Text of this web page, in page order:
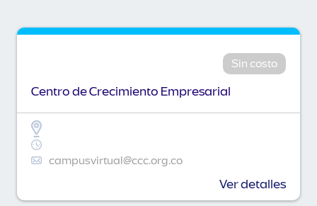
Sin costo
Centro de Crecimiento Empresarial
campusvirtual@ccc.org.co
Ver detalles